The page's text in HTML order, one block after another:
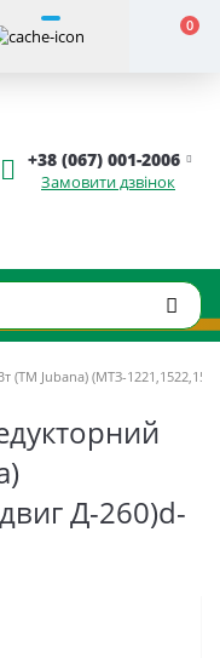
0
+38 (067) 001-2006
Замовити дзвінок
(TM Jubana) (МТЗ-
Д-260)d-